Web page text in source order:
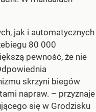
jak i automatycznych
80 000
pewność, że nie
skrzyni biegów
napraw. – przyznaje
się w Grodzisku